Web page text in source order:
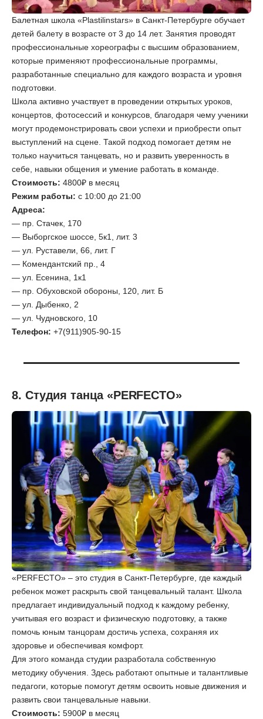
Балетная школа «Plastilinstars» в Санкт-Петербурге обучает
детей балету в возрасте от 3 до 14 лет. Занятия проводят
профессиональные хореографы с высшим образованием,
которые применяют профессиональные программы,
разработанные специально для каждого возраста и уровня
подготовки.
Школа активно участвует в проведении открытых уроков,
концертов, фотосессий и конкурсов, благодаря чему ученики
могут продемонстрировать свои успехи и приобрести опыт
выступлений на сцене. Такой подход помогает детям не
только научиться танцевать, но и развить уверенность в
себе, навыки общения и умение работать в команде.
Стоимость: 4800₽ в месяц
Режим работы: с 10:00 до 21:00
Адреса:
— пр. Стачек, 170
— Выборгское шоссе, 5к1, лит. 3
— ул. Руставели, 66, лит. Г
— Комендантский пр., 4
— ул. Есенина, 1к1
— пр. Обуховской обороны, 120, лит. Б
— ул. Дыбенко, 2
— ул. Чудновского, 10
Телефон: +7(911)905-90-15
8. Студия танца «PERFECTO»
«PERFECTO» – это студия в Санкт-Петербурге, где каждый
ребенок может раскрыть свой танцевальный талант. Школа
предлагает индивидуальный подход к каждому ребенку,
учитывая его возраст и физическую подготовку, а также
помочь юным танцорам достичь успеха, сохраняя их
здоровье и обеспечивая комфорт.
Для этого команда студии разработала собственную
методику обучения. Здесь работают опытные и талантливые
педагоги, которые помогут детям освоить новые движения и
развить свои танцевальные навыки.
Стоимость: 5900₽ в месяц